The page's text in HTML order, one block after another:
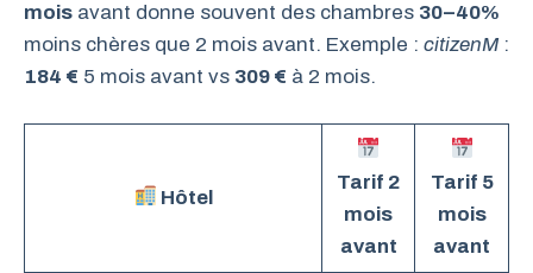
mois avant donne souvent des chambres 30–40%
moins chères que 2 mois avant. Exemple : citizenM:
184 € 5 mois avant vs 309 € à 2 mois.
Hôtel
Tarif 2
mois
avant
Tarif 5
mois
avant